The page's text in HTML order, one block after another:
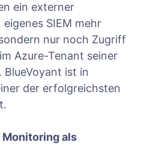
ein externer
SIEM mehr
nur noch Zugriff
Azure-Tenant seiner
ist in
der erfolgreichsten
als